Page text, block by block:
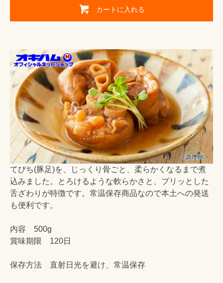
カートに入れる
てびち(豚足)を、じっくり骨ごと、柔らかくなるまで煮
込みました。とろけるような軟らかさと、プリッとした
舌ざわりが特徴です。常温保存商品なので本土への発送
も便利です。
内容 500g
賞味期限 120日
保存方法 直射日光を避け、常温保存